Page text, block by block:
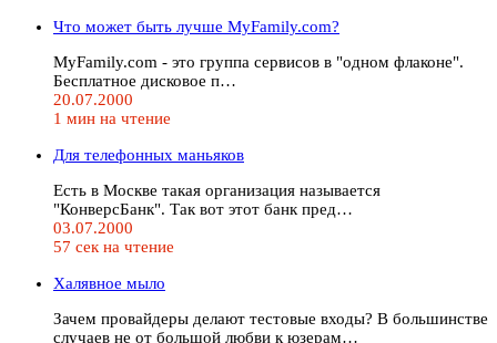
Что может быть лучше MyFamily.com?
MyFamily.com - это группа сервисов в "одном флаконе".
Бесплатное дисковое п…
20.07.2000
1 мин на чтение
Для телефонных маньяков
Есть в Москве такая организация называется
"КонверсБанк". Так вот этот банк пред…
03.07.2000
57 сек на чтение
Халявное мыло
Зачем провайдеры делают тестовые входы? В большинстве
случаев не от большой любви к юзерам…